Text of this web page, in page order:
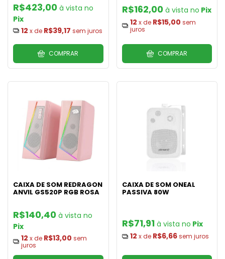
R$423,00
Pix
12 x de R$39,17 sem juros
COMPRAR
R$162,00
Pix
12 x de R$15,00 sem
juros
COMPRAR
CAIXA DE SOM REDRAGON
ANVIL GS520P RGB ROSA
R$140,40
Pix
12 x de R$13,00 sem
juros
CAIXA DE SOM ONEAL
PASSIVA 80W
R$71,91
Pix
12 x de R$6,66 sem juros